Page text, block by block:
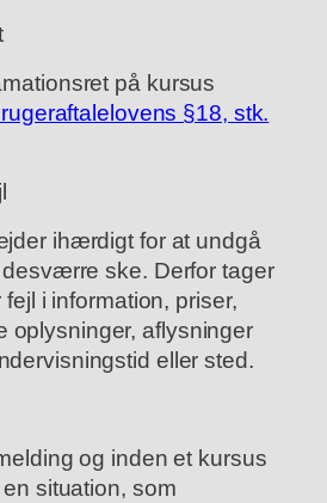
på kursus
§18, stk.
ihærdigt for at undgå
ske. Derfor tager
i information, priser,
oplysninger, aflysninger
eller sted.
og inden et kursus
situation, som